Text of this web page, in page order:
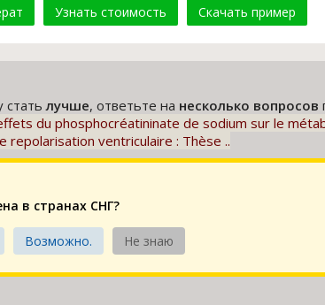
Узнать стоимость Скачать пример
статьлучше, ответьте на несколько вопросов
du phosphocréatininate de sodium sur le
repolarisation ventriculaire : Thèse ..
в странах СНГ?
Возможно. Не знаю